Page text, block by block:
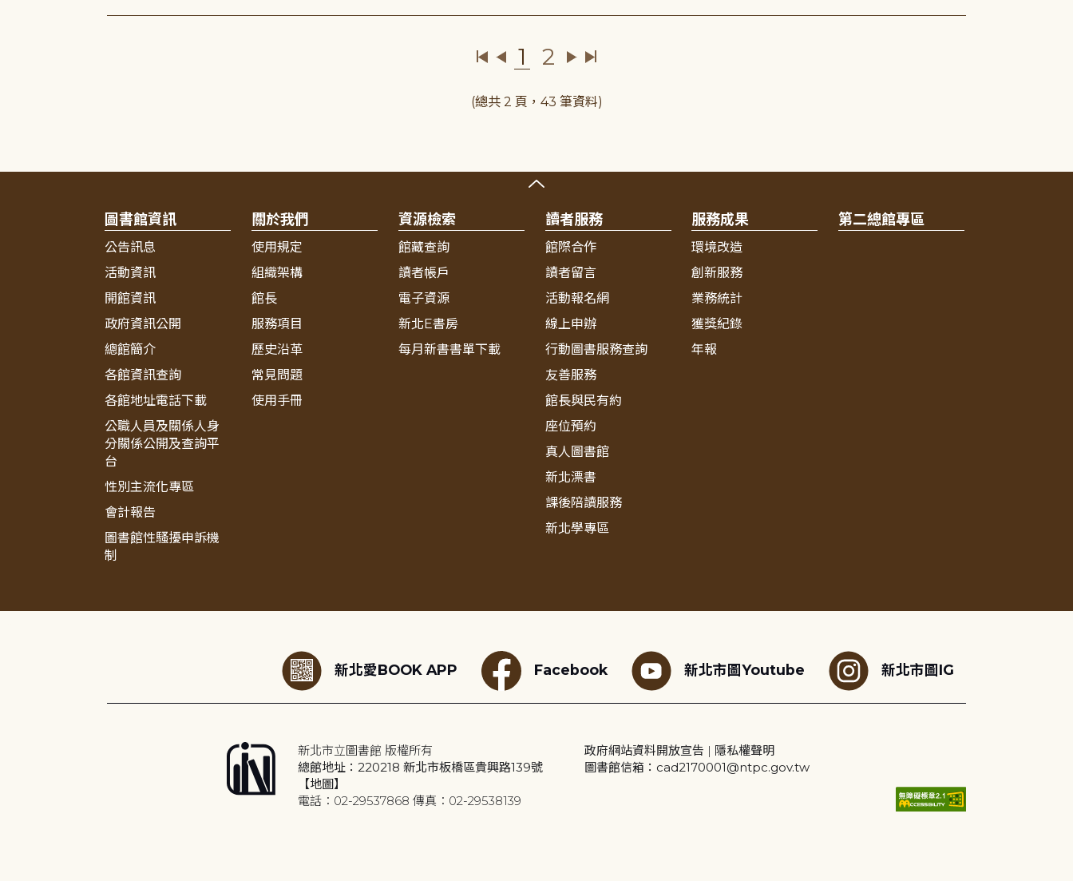
1 2
(總共 2 頁，43 筆資料)
圖書館資訊
公告訊息
活動資訊
開館資訊
政府資訊公開
總館簡介
各館資訊查詢
各館地址電話下載
公職人員及關係人身
分關係公開及查詢平
台
性別主流化專區
會計報告
圖書館性騷擾申訴機
制
關於我們
使用規定
組織架構
館長
服務項目
歷史沿革
常見問題
使用手冊
資源檢索
館藏查詢
讀者帳戶
電子資源
新北E書房
每月新書書單下載
讀者服務
館際合作
讀者留言
活動報名網
線上申辦
行動圖書服務查詢
友善服務
館長與民有約
座位預約
真人圖書館
新北漂書
課後陪讀服務
新北學專區
服務成果
環境改造
創新服務
業務統計
獲獎紀錄
年報
第二總館專區
新北愛BOOK APP Facebook 新北市圖Youtube 新北市圖IG
新北市立圖書館 版權所有
總館地址：220218 新北市板橋區貴興路139號
【地圖】
電話：02-29537868 傳真：02-29538139
政府網站資料開放宣告 | 隱私權聲明
圖書館信箱：cad2170001@ntpc.gov.tw